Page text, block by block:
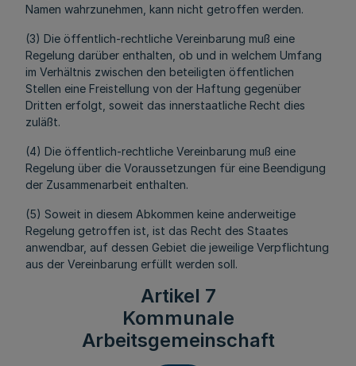
Namen wahrzunehmen, kann nicht getroffen werden.
(3) Die öffentlich-rechtliche Vereinbarung muß eine
Regelung darüber enthalten, ob und in welchem Umfang
im Verhältnis zwischen den beteiligten öffentlichen
Stellen eine Freistellung von der Haftung gegenüber
Dritten erfolgt, soweit das innerstaatliche Recht dies
zuläßt.
(4) Die öffentlich-rechtliche Vereinbarung muß eine
Regelung über die Voraussetzungen für eine Beendigung
der Zusammenarbeit enthalten.
(5) Soweit in diesem Abkommen keine anderweitige
Regelung getroffen ist, ist das Recht des Staates
anwendbar, auf dessen Gebiet die jeweilige Verpflichtung
aus der Vereinbarung erfüllt werden soll.
Artikel 7
Kommunale
Arbeitsgemeinschaft